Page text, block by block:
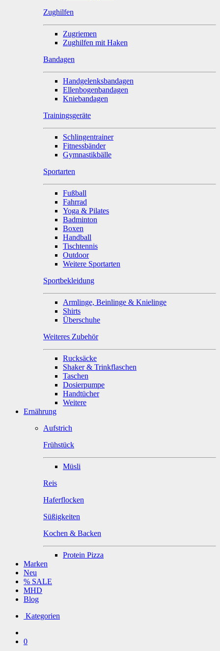
Zughilfen
Zugriemen
Zughilfen mit Haken
Bandagen
Handgelenksbandagen
Ellenbogenbandagen
Kniebandagen
Trainingsgeräte
Schlingentrainer
Fitnessbänder
Gymnastikbälle
Sportarten
Fußball
Fahrrad
Yoga & Pilates
Badminton
Boxen
Handball
Tischtennis
Outdoor
Weitere Sportarten
Sportbekleidung
Armlinge, Beinlinge & Knielinge
Shirts
Überschuhe
Weiteres Zubehör
Rucksäcke
Shaker & Trinkflaschen
Taschen
Dosierpumpe
Handtücher
Weitere
Ernährung
Aufstrich
Frühstück
Müsli
Reis
Haferflocken
Süßigkeiten
Kochen & Backen
Protein Pizza
Marken
Neu
% SALE
MHD
Blog
Kategorien
0